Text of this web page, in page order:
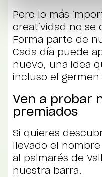
Pero lo más
creatividad no se
Forma parte de
Cada día puede
nuevo, una idea
incluso el germen
Ven a probar
premiados
Si quieres
llevado el
al palmarés de
nuestra barra.